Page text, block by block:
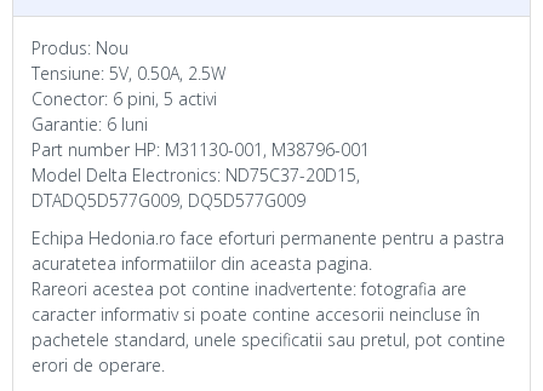
Produs: Nou
Tensiune: 5V, 0.50A, 2.5W
Conector: 6 pini, 5 activi
Garantie: 6 luni
Part number HP: M31130-001, M38796-001
Model Delta Electronics: ND75C37-20D15,
DTADQ5D577G009, DQ5D577G009
Echipa Hedonia.ro face eforturi permanente pentru a pastra
acuratetea informatiilor din aceasta pagina.
Rareori acestea pot contine inadvertente: fotografia are
caracter informativ si poate contine accesorii neincluse în
pachetele standard, unele specificatii sau pretul, pot contine
erori de operare.